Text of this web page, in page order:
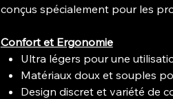
conçus spécialement pour les
Confort et Ergonomie
Ultra légers pour une
Matériaux doux et souples
Design discret et variété de